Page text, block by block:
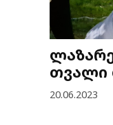
თვალი
20.06.2023